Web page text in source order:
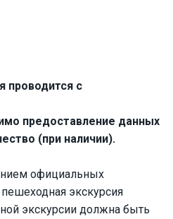
проводится с
предоставление данных
(при наличии).
официальных
экскурсия
экскурсии должна быть